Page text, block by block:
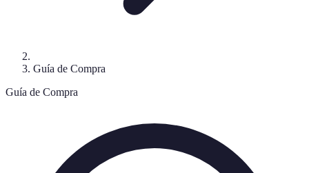
Guía de Compra
Guía de Compra